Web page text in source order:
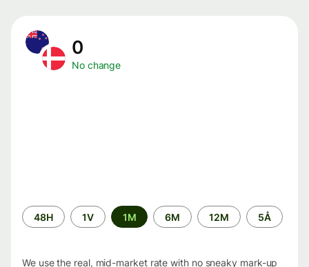
0
No change
Time
period
48H 1V 1M 6M 12M 5Å
We use the real, mid-market rate with no sneaky mark-up